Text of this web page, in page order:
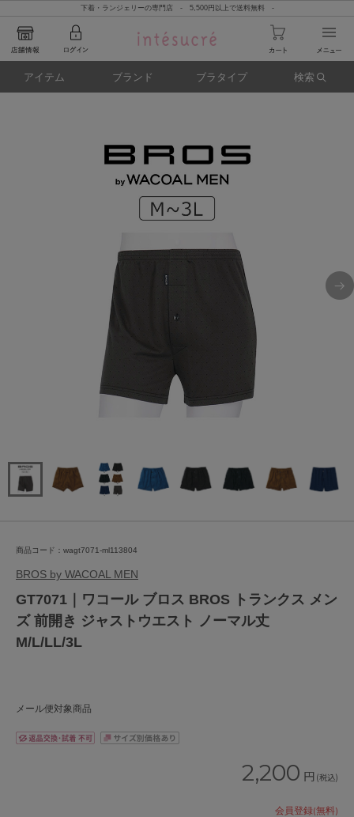
下着・ランジェリーの専門店 - 5,500円以上で送料無料 -
アイテム ブランド ブラタイプ 検索
商品コード：wagt7071-ml113804
BROS by WACOAL MEN
GT7071｜ワコール ブロス BROS トランクス メン
ズ 前開き ジャストウエスト ノーマル丈
M/L/LL/3L
メール便対象商品
2,200 円 (税込)
会員登録(無料)